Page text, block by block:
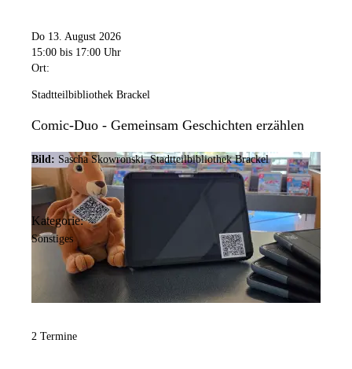
Do 13. August 2026
15:00 bis 17:00 Uhr
Ort:
Stadtteilbibliothek Brackel
Comic-Duo - Gemeinsam Geschichten erzählen
Bild: Sascha Skowronski, Stadtteilbibliothek Brackel
Kategorie:
Sonstiges
2 Termine